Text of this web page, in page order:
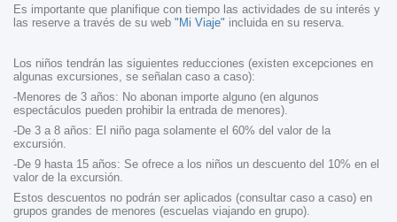
Es importante que planifique con tiempo las actividades de su interés y
las reserve a través de su web "Mi Viaje" incluida en su reserva.
Los niños tendrán las siguientes reducciones (existen excepciones en
algunas excursiones, se señalan caso a caso):
-Menores de 3 años: No abonan importe alguno (en algunos
espectáculos pueden prohibir la entrada de menores).
-De 3 a 8 años: El niño paga solamente el 60% del valor de la
excursión.
-De 9 hasta 15 años: Se ofrece a los niños un descuento del 10% en el
valor de la excursión.
Estos descuentos no podrán ser aplicados (consultar caso a caso) en
grupos grandes de menores (escuelas viajando en grupo).